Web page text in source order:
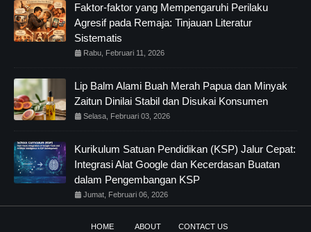
Faktor-faktor yang Mempengaruhi Perilaku
Agresif pada Remaja: Tinjauan Literatur
Sistematis
Rabu, Februari 11, 2026
Lip Balm Alami Buah Merah Papua dan Minyak
Zaitun Dinilai Stabil dan Disukai Konsumen
Selasa, Februari 03, 2026
Kurikulum Satuan Pendidikan (KSP) Jalur Cepat:
Integrasi Alat Google dan Kecerdasan Buatan
dalam Pengembangan KSP
Jumat, Februari 06, 2026
HOME ABOUT CONTACT US